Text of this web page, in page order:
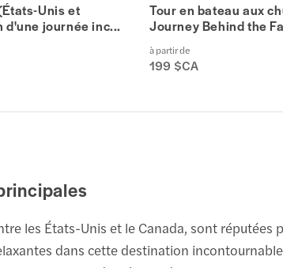
Unis et
d'une journée inc...
Tour en bateau aux
Journey Behind the
à partir de
199 $CA
les États-Unis et le Canada, sont
dans cette destination